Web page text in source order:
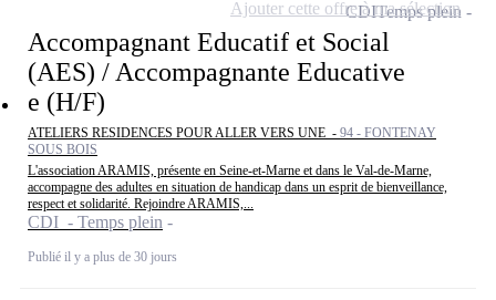
Accompagnant Educatif et Social
(AES) / Accompagnante Educative
e (H/F)
ATELIERS RESIDENCES POUR ALLER VERS UNE - 94 - FONTENAY
SOUS BOIS
L'association ARAMIS, présente en Seine-et-Marne et dans le Val-de-Marne,
accompagne des adultes en situation de handicap dans un esprit de bienveillance,
respect et solidarité. Rejoindre ARAMIS,...
CDI - Temps plein
Publié il y a plus de 30 jours
CDITemps plein
Ajouter cette offre à ma sélection